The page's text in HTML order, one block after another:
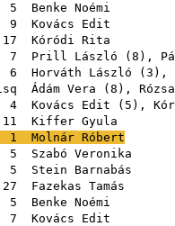
5
Benke Noémi
9
Kovács Edit
17
Kóródi Rita
7 Prill László ( 8 ),
6 Horváth László ( 3 ),
Ádám Vera ( 8 ),
4 Kovács Edit ( 5 ),
11
Kiffer Gyula
1
Molnár Róbert
5
Szabó Veronika
5
Stein Barnabás
27
Fazekas Tamás
5
Benke Noémi
7
Kovács Edit